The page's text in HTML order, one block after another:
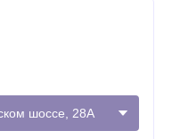
шоссе, 28А